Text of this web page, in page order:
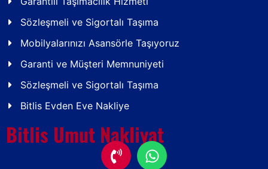
Sözleşmeli ve Sigortalı Taşıma
Mobilyalarınızı Asansörle Taşıyoruz
Garanti ve Müşteri Memnuniyeti
Sözleşmeli ve Sigortalı Taşıma
Bitlis Evden Eve Nakliye
Bitlis Umut Nakliyat